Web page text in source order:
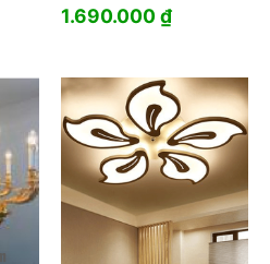
1.690.000₫